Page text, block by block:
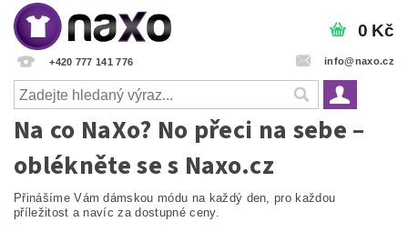
+420 777 141 776 info@naxo.cz
0 Kč
Na co NaXo? No přeci na sebe –
oblékněte se s Naxo.cz
Přinášíme Vám dámskou módu na každý den, pro každou
příležitost a navíc za dostupné ceny.